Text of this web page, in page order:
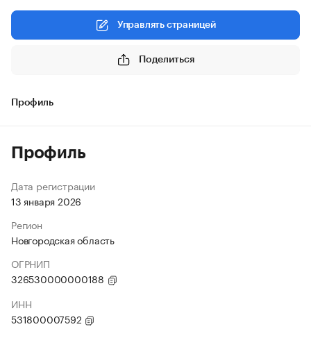
Управлять страницей
Поделиться
Профиль
Профиль
Дата регистрации
13 января 2026
Регион
Новгородская область
ОГРНИП
326530000000188
ИНН
531800007592